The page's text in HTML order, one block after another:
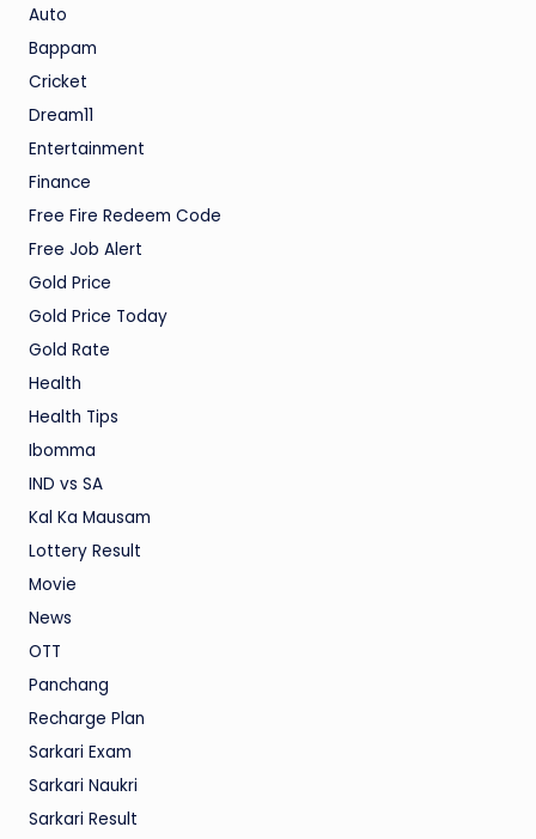
Auto
Bappam
Cricket
Dream11
Entertainment
Finance
Free Fire Redeem Code
Free Job Alert
Gold Price
Gold Price Today
Gold Rate
Health
Health Tips
Ibomma
IND vs SA
Kal Ka Mausam
Lottery Result
Movie
News
OTT
Panchang
Recharge Plan
Sarkari Exam
Sarkari Naukri
Sarkari Result